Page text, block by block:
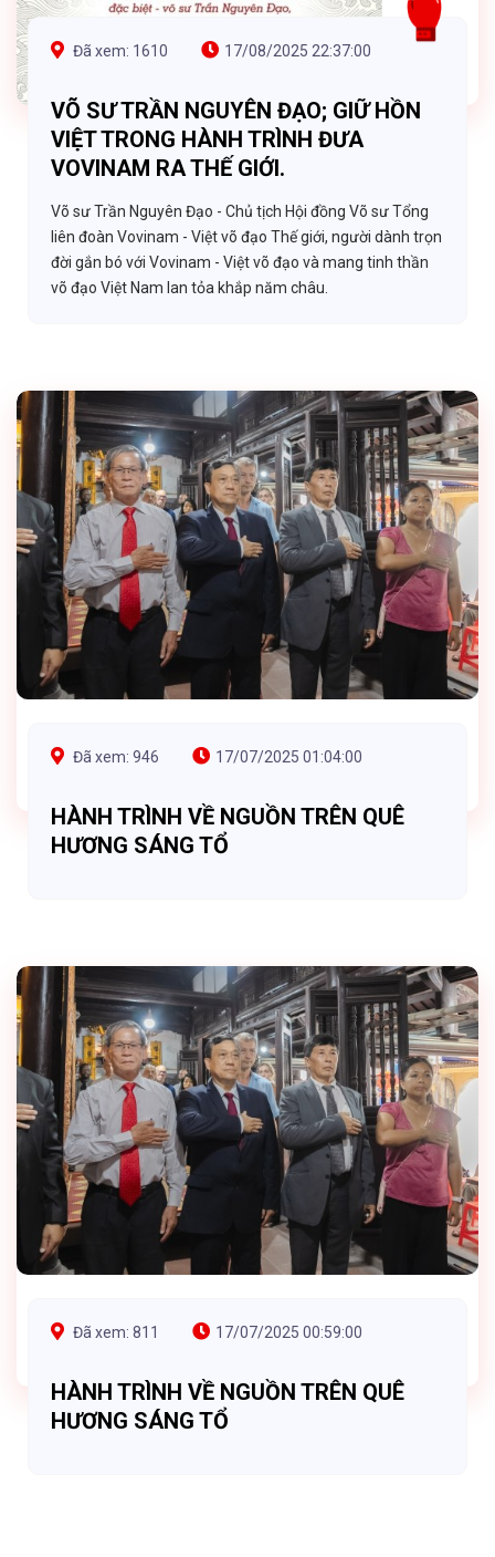
Đã xem: 1610 17/08/2025 22:37:00
VÕ SƯ TRẦN NGUYÊN ĐẠO; GIỮ HỒN
VIỆT TRONG HÀNH TRÌNH ĐƯA
VOVINAM RA THẾ GIỚI.
Võ sư Trần Nguyên Đạo - Chủ tịch Hội đồng Võ sư Tổng
liên đoàn Vovinam - Việt võ đạo Thế giới, người dành trọn
đời gắn bó với Vovinam - Việt võ đạo và mang tinh thần
võ đạo Việt Nam lan tỏa khắp năm châu.
Đã xem: 946 17/07/2025 01:04:00
HÀNH TRÌNH VỀ NGUỒN TRÊN QUÊ
HƯƠNG SÁNG TỔ
Đã xem: 811 17/07/2025 00:59:00
HÀNH TRÌNH VỀ NGUỒN TRÊN QUÊ
HƯƠNG SÁNG TỔ